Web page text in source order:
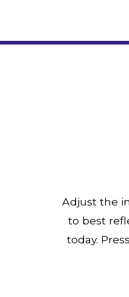
Adjust the
to best
today.